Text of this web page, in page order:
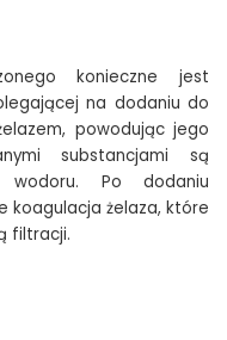
konieczne jest
na dodaniu do
powodując jego
substancjami są
Po dodaniu
koagulacja żelaza, które
filtracji.